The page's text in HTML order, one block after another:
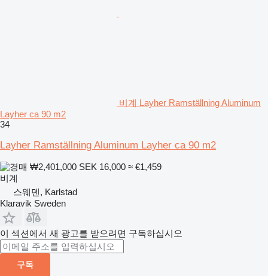
비계 Layher Ramställning Aluminum
Layher ca 90 m2
34
Layher Ramställning Aluminum Layher ca 90 m2
₩2,401,000 SEK 16,000 ≈ €1,459
비계
스웨덴, Karlstad
Klaravik Sweden
이 섹션에서 새 광고를 받으려면 구독하십시오
구독